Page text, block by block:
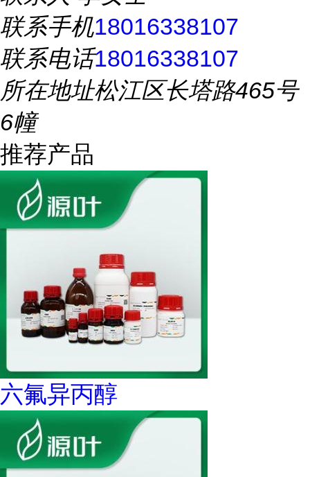
联系手机18016338107
联系电话18016338107
所在地址松江区长塔路465号
6幢
推荐产品
六氟异丙醇